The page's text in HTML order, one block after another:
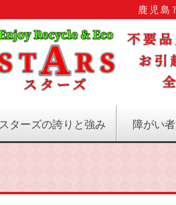
鹿児
スターズの誇りと強み 障がい